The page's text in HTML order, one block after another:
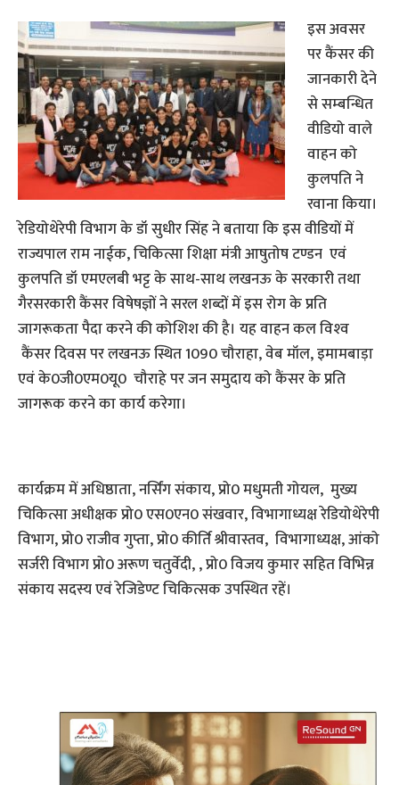
इस अवसर
पर कैंसर की
जानकारी देने
से सम्‍बन्धित
वीडियो वाले
वाहन को
कुलपति ने
रवाना किया।
रेडियोथेरेपी विभाग के डॉ सुधीर सिंह ने बताया कि इस वीडियों में
राज्यपाल राम नाईक, चिकित्सा शिक्षा मंत्री आषुतोष टण्डन एवं
कुलपति डॉ एमएलबी भट्ट के साथ-साथ लखनऊ के सरकारी तथा
गैरसरकारी कैंसर विषेषज्ञों ने सरल शब्दों में इस रोग के प्रति
जागरूकता पैदा करने की कोशिश की है। यह वाहन कल विश्‍व
कैंसर दिवस पर लखनऊ स्थित 1090 चौराहा, वेब मॉल, इमामबाड़ा
एवं के0जी0एम0यू0 चौराहे पर जन समुदाय को कैंसर के प्रति
जागरूक करने का कार्य करेगा।
कार्यक्रम में अधिष्ठाता, नर्सिंग संकाय, प्रो0 मधुमती गोयल, मुख्य
चिकित्सा अधीक्षक प्रो0 एस0एन0 संखवार, विभागाध्यक्ष रेडियोथेरेपी
विभाग, प्रो0 राजीव गुप्ता, प्रो0 कीर्ति श्रीवास्तव, विभागाध्यक्ष, आंको
सर्जरी विभाग प्रो0 अरूण चतुर्वेदी, , प्रो0 विजय कुमार सहित विभिन्न
संकाय सदस्य एवं रेजिडेण्ट चिकित्सक उपस्थित रहें।